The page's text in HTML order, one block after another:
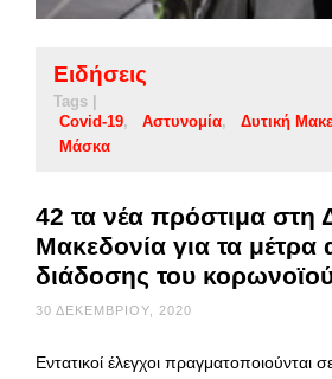
Ειδήσεις
Tags |
Covid-19
Αστυνομία Δυτική
Μάσκα
42 τα νέα πρόστιμα στη
Μακεδονία για τα
διάδοσης του
30 ΔΕΚΕΜΒΡΊΟΥ, 2020
Εντατικοί έλεγχοι πραγματοποιούνται